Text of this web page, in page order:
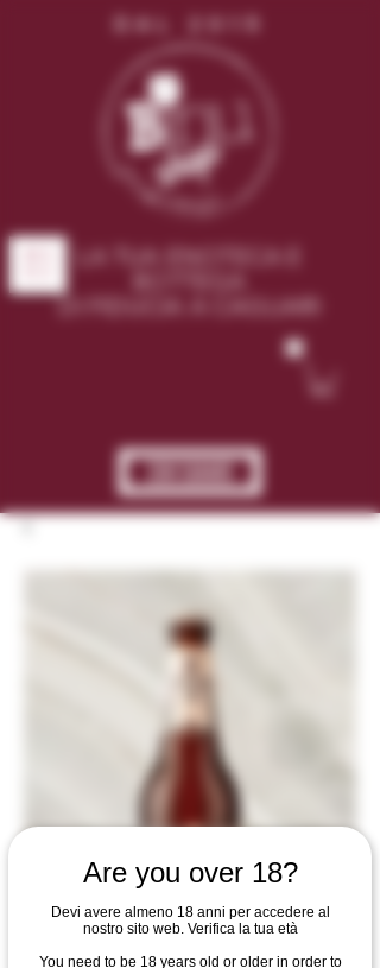
Are you over 18?
Devi avere almeno 18 anni per accedere al
nostro sito web. Verifica la tua età
You need to be 18 years old or older in order to
LA TUA ENOTECA E
DI FIDUCIA A CAGLIARI
CHI SIAMO